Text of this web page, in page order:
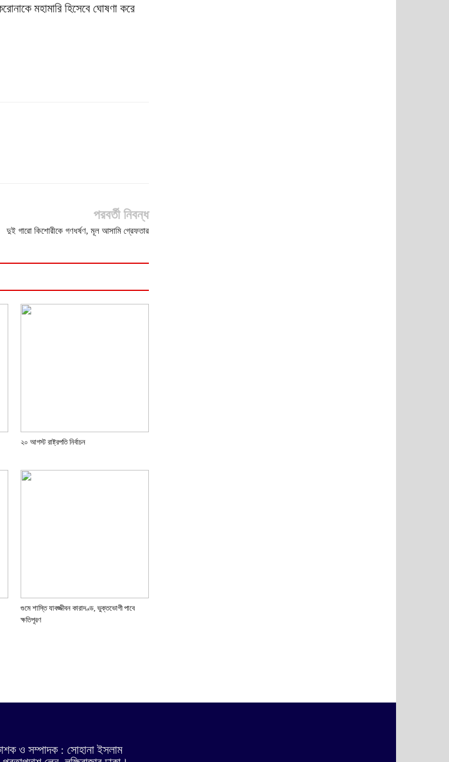
মহামারি হিসেবে ঘোষণা করে
পরবর্তী নিবন্ধ
দুই গারো কিশোরীকে গণধর্ষণ, মূল আসামি গ্রেফতার
২০ আগস্ট রাষ্ট্রপতি নির্বাচন
গুমে শাস্তি যাবজ্জীবন কারাদণ্ড, ভুক্তভোগী পাবে
ক্ষতিপূরণ
ও সম্পাদক : সোহানা ইসলাম